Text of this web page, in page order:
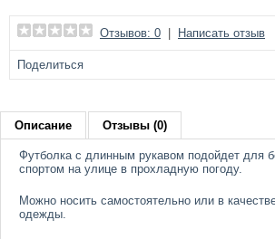
Отзывов: 0 Написать отзыв
Поделиться
Описание Отзывы (0)
Футболка с длинным рукавом подойдет для
спортом на улице в прохладную погоду.
Можно носить самостоятельно или в
одежды.